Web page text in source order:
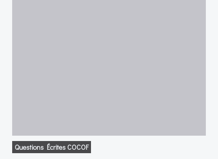
Questions Écrites COCOF